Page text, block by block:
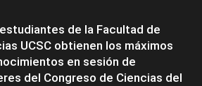
de la Facultad de
UCSC obtienen los máximos
en sesión de
del Congreso de Ciencias del